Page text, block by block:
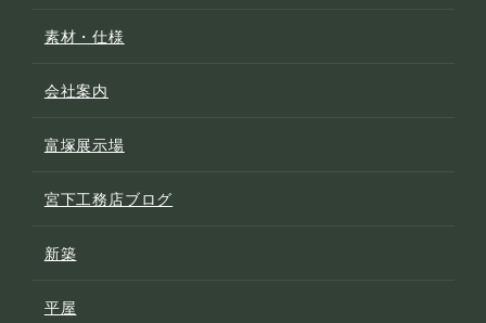
素材・仕様
会社案内
富塚展示場
宮下工務店ブログ
新築
平屋